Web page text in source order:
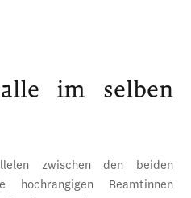
im selben
zwischen den beiden
hochrangigen Beamtinnen